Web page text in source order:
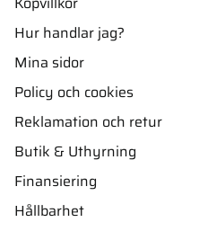
Hur handlar jag?
Mina sidor
Policy och cookies
Reklamation och retur
Butik & Uthyrning
Finansiering
Hållbarhet